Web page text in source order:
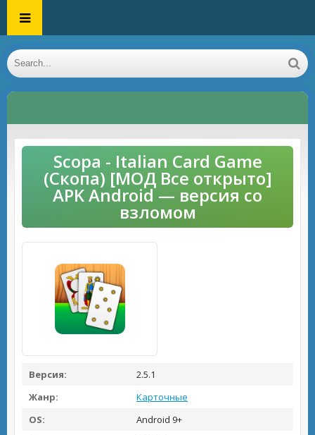
Scopa - Italian Card Game
(Скопа) [МОД Все открыто]
APK Android — версия со
взломом
Версия:
2.5.1
Жанр:
Карточные
OS:
Android 9+